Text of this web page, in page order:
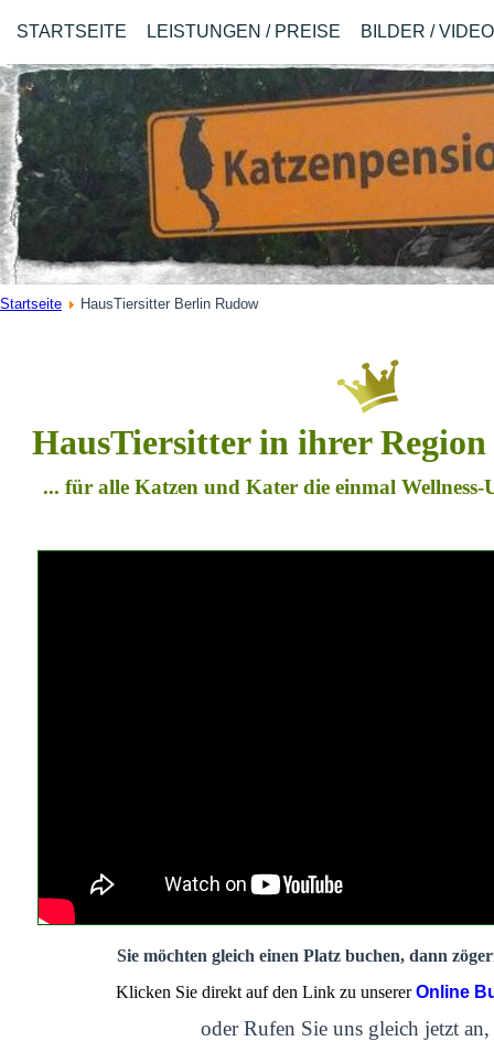
STARTSEITE LEISTUNGEN / PREISE BILDER /
Startseite HausTiersitter Berlin Rudow
HausTiersitter in ihrer
... für alle Katzen und Kater die einmal
Sie möchten gleich einen Platz buchen, dann
Klicken Sie direkt auf den Link zu unsererOnline
oder Rufen Sie uns gleich jetzt an,